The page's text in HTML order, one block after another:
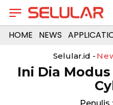
HOME NEWS
Selular.id -
Ini Dia